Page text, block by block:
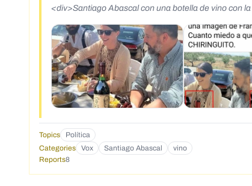
<div>Santiago Abascal con una botella de vino con
Topics Política
Categories
Vox Santiago Abascal
vino
Reports8